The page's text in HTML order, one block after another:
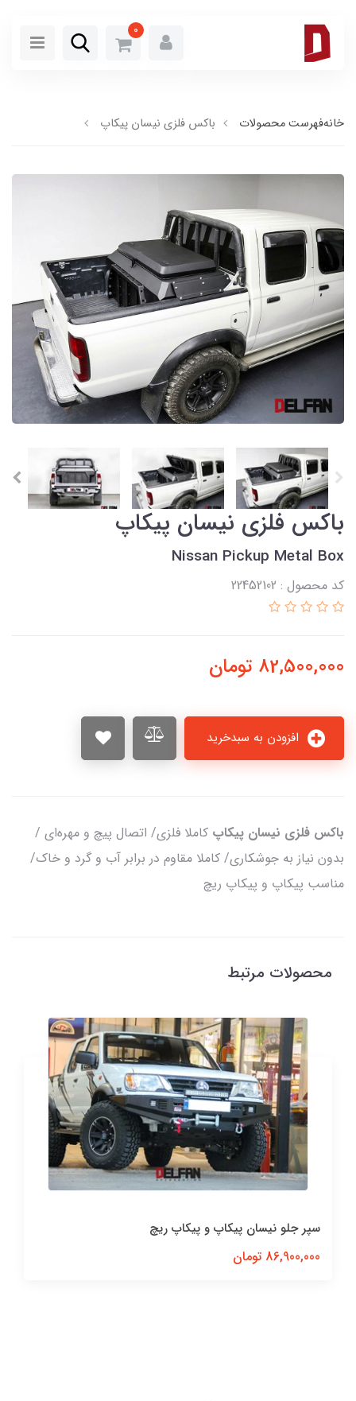
0
خانهفهرست محصولات باکس فلزی نیسان پیکاپ
باکس فلزی نیسان پیکاپ
Nissan Pickup Metal Box
کد محصول : 22452102
82,500,000 تومان
باکس فلزی نیسان پیکاپ کاملا فلزی/ اتصال پیچ و مهره‌ای /
بدون نیاز به جوشکاری/ کاملا مقاوم در برابر آب و گرد و خاک/
مناسب پیکاپ و پیکاپ ریچ
محصولات مرتبط
سپر جلو نیسان پیکاپ و پیکاپ ریچ
86,900,000 تومان